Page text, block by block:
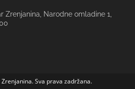
Zrenjanina, Narodne omladine 1,
Sva prava zadržana.